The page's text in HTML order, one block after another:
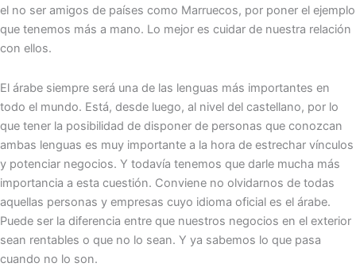
el no ser amigos de países como Marruecos, por poner el ejemplo
que tenemos más a mano. Lo mejor es cuidar de nuestra relación
con ellos.
El árabe siempre será una de las lenguas más importantes en
todo el mundo. Está, desde luego, al nivel del castellano, por lo
que tener la posibilidad de disponer de personas que conozcan
ambas lenguas es muy importante a la hora de estrechar vínculos
y potenciar negocios. Y todavía tenemos que darle mucha más
importancia a esta cuestión. Conviene no olvidarnos de todas
aquellas personas y empresas cuyo idioma oficial es el árabe.
Puede ser la diferencia entre que nuestros negocios en el exterior
sean rentables o que no lo sean. Y ya sabemos lo que pasa
cuando no lo son.